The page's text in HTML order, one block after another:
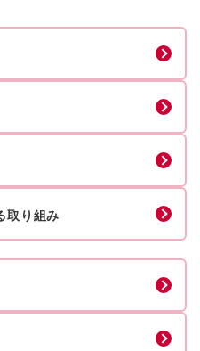
取り組み